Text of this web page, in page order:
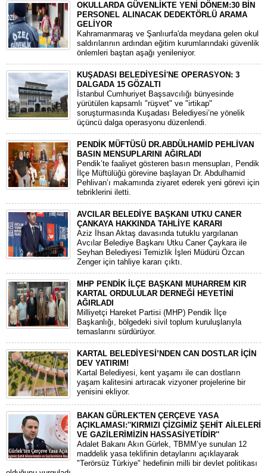
OKULLARDA GÜVENLİKTE YENİ DÖNEM:30 BİN
PERSONEL ALINACAK DEDEKTÖRLÜ ARAMA
GELİYOR
​Kahramanmaraş ve Şanlıurfa'da meydana gelen okul
saldırılarının ardından eğitim kurumlarındaki güvenlik
önlemleri baştan aşağı yenileniyor.
KUŞADASI BELEDİYESİ'NE OPERASYON: 3
DALGADA 15 GÖZALTI
​İstanbul Cumhuriyet Başsavcılığı bünyesinde
yürütülen kapsamlı "rüşvet" ve "irtikap"
soruşturmasında Kuşadası Belediyesi’ne yönelik
üçüncü dalga operasyonu düzenlendi.
PENDİK MÜFTÜSÜ DR.ABDÜLHAMİD PEHLİVAN
BASIN MENSUPLARINI AĞIRLADI
​Pendik’te faaliyet gösteren basın mensupları, Pendik
İlçe Müftülüğü görevine başlayan Dr. Abdulhamid
Pehlivan’ı makamında ziyaret ederek yeni görevi için
tebriklerini iletti.
AVCILAR BELEDİYE BAŞKANI UTKU CANER
ÇANKAYA HAKKINDA TAHLİYE KARARI
​Aziz İhsan Aktaş davasında tutuklu yargılanan
Avcılar Belediye Başkanı Utku Caner Çaykara ile
Seyhan Belediyesi Temizlik İşleri Müdürü Özcan
Zenger için tahliye kararı çıktı.
MHP PENDİK İLÇE BAŞKANI MUHARREM KIR
KARTAL ORDULULAR DERNEĞİ HEYETİNİ
AĞIRLADI
​Milliyetçi Hareket Partisi (MHP) Pendik İlçe
Başkanlığı, bölgedeki sivil toplum kuruluşlarıyla
temaslarını sürdürüyor.
KARTAL BELEDİYESİ’NDEN CAN DOSTLAR İÇİN
DEV YATIRIM!
Kartal Belediyesi, kent yaşamı ile can dostların
yaşam kalitesini artıracak vizyoner projelerine bir
yenisini ekliyor.
BAKAN GÜRLEK'TEN ÇERÇEVE YASA
AÇIKLAMASI:''KIRMIZI ÇİZGİMİZ ŞEHİT AİLELERİ
VE GAZİLERİMİZİN HASSASİYETİDİR''
Adalet Bakanı Akın Gürlek, TBMM’ye sunulan 12
maddelik yasa teklifinin detaylarını açıklayarak
"Terörsüz Türkiye" hedefinin milli bir devlet politikası